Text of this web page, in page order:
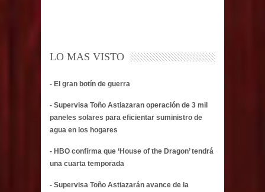
LO MAS VISTO
- El gran botín de guerra
- Supervisa Toño Astiazaran operación de 3 mil
paneles solares para eficientar suministro de
agua en los hogares
- HBO confirma que ‘House of the Dragon’ tendrá
una cuarta temporada
- Supervisa Toño Astiazarán avance de la